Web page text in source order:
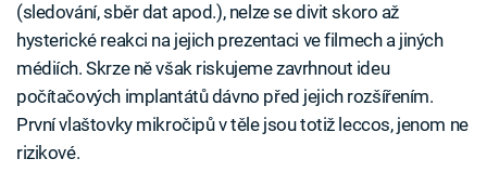
(sledování, sběr dat apod.), nelze se divit skoro až
hysterické reakci na jejich prezentaci ve filmech a jiných
médiích. Skrze ně však riskujeme zavrhnout ideu
počítačových implantátů dávno před jejich rozšířením.
První vlaštovky mikročipů v těle jsou totiž leccos, jenom ne
rizikové.